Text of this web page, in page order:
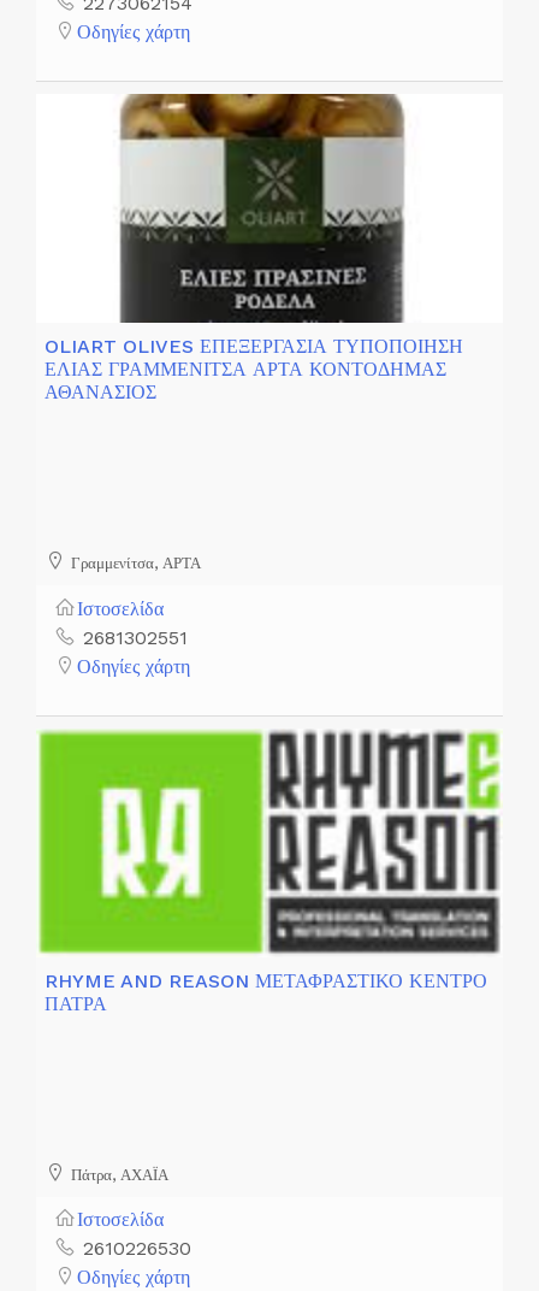
Οδηγίες χάρτη
OLIART OLIVES ΕΠΕΞΕΡΓΑΣΙΑ ΤΥΠΟΠΟΙΗΣΗ
ΕΛΙΑΣ ΓΡΑΜΜΕΝΙΤΣΑ ΑΡΤΑ ΚΟΝΤΟΔΗΜΑΣ
ΑΘΑΝΑΣΙΟΣ
Γραμμενίτσα, ΑΡΤΑ
Ιστοσελίδα
2681302551
Οδηγίες χάρτη
RHYME AND REASON ΜΕΤΑΦΡΑΣΤΙΚΟ ΚΕΝΤΡΟ
ΠΑΤΡΑ
Πάτρα, ΑΧΑΪΑ
Ιστοσελίδα
2610226530
Οδηγίες χάρτη